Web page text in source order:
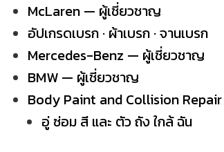
McLaren — ผู้เชี่ยวชาญ
อัปเกรดเบรก · ผ้าเบรก · จานเบรก
Mercedes-Benz — ผู้เชี่ยวชาญ
BMW — ผู้เชี่ยวชาญ
Body Paint and Collision Repair
อู่ ซ่อม สี และ ตัว ถัง ใกล้ ฉัน